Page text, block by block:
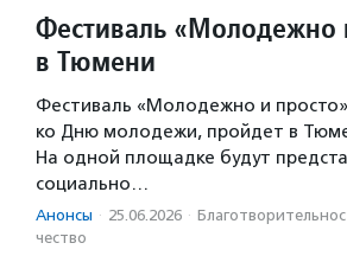
Фестиваль «Молодежно
в Тюмени
Фестиваль «Молодежно и
ко Дню молодежи, пройдет в
На одной площадке будут
социально…
Анонсы · 25.06.2026 ·
чест­во